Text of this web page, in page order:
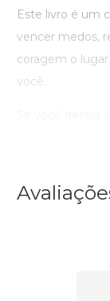
Este livro é um
vencer medos,
coragem o
você.